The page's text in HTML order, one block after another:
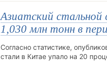
Азиатский стальной
1,030 млн тонн в
Согласно статистике,
стали в Китае упало на 20